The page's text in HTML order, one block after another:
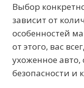
Выбор
зависит от
особенностей
от этого, вас
ухоженное
безопасности и